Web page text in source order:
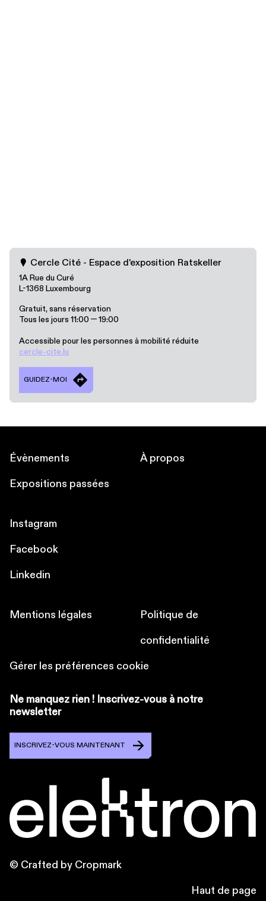
Cercle Cité - Espace d'exposition Ratskeller
1A Rue du Curé
L-1368 Luxembourg
Gratuit, sans réservation
Tous les jours 11:00 — 19:00
Accessible pour les personnes à mobilité réduite
cercle​-cite​.lu
GUIDEZ-MOI
Évènements
Expositions passées
À propos
Instagram
Facebook
Linkedin
Mentions légales
Politique de
confidentialité
Gérer les préférences cookie
Ne manquez rien ! Inscrivez-vous à notre
newsletter
INSCRIVEZ-VOUS MAINTENANT
© Crafted by Cropmark
Haut de page